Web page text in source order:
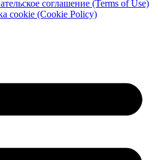
соглашение (Terms of Use)
cookie (Cookie Policy)